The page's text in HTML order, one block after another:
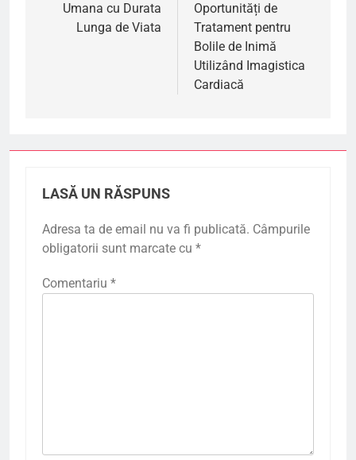
Umana cu Durata
Lunga de Viata
Oportunități de
Tratament pentru
Bolile de Inimă
Utilizând Imagistica
Cardiacă
LASĂ UN RĂSPUNS
Adresa ta de email nu va fi publicată. Câmpurile
obligatorii sunt marcate cu *
Comentariu *